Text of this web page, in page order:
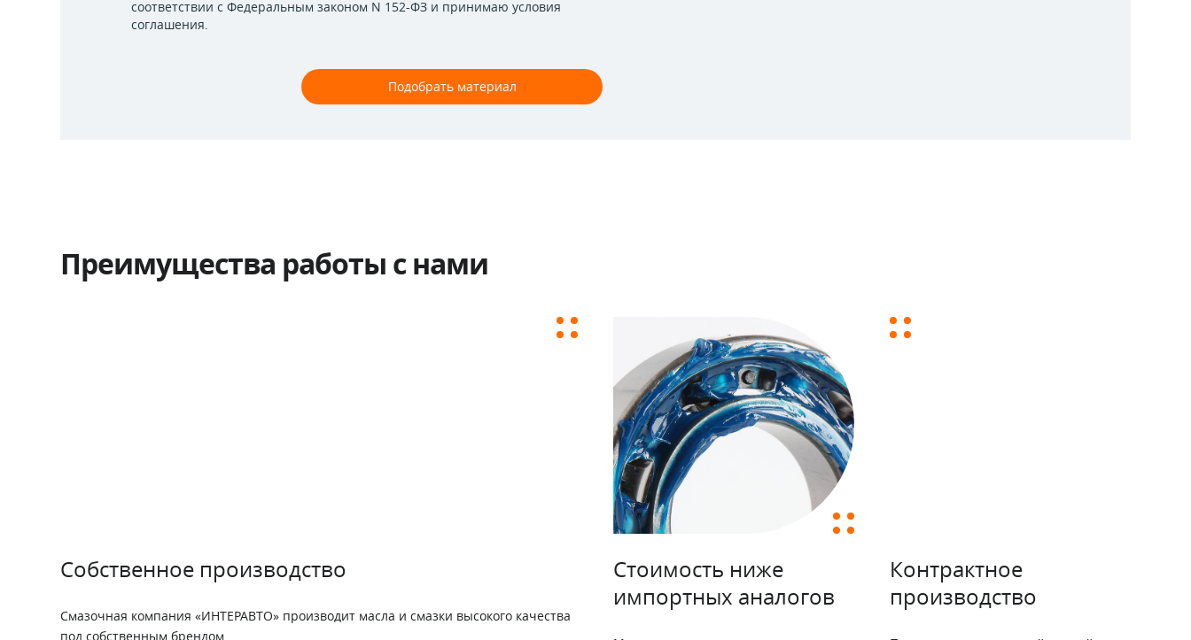
соответствии с Федеральным законом N 152-ФЗ и принимаю условия
соглашения.
Подобрать материал
Преимущества работы с нами
Собственное производство
Смазочная компания «ИНТЕРАВТО» производит масла и смазки высокого качества
под собственным брендом.
Стоимость ниже
импортных аналогов
Контрактное
производство